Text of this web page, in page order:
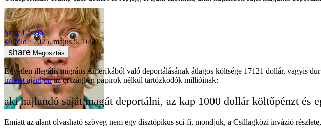
Szily László
külföld
2025. május 5. 16:31
Megosztás
Egyetlen illegális migráns Amerikából való deportálásának átlagos költsége 17121 dollár, vagyis
üzletet ajánljonaz országban papírok nélkül tartózkodók millióinak:
aki hajlandó saját magát deportálni, az kap 1000 dollár költőpénzt és
Emiatt az alant olvasható szöveg nem egy disztópikus sci-fi, mondjuk, a Csillagközi invázió